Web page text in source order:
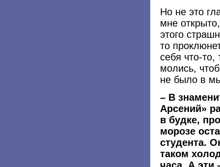
Но не это
мне
этого
то
себя что-
молись,
не было в
– В
Арсений»
в будке,
морозе
студента.
таком